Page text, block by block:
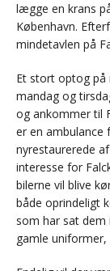
lægge en krans
København.
mindetavlen på
Et stort optog på
mandag og
og ankommer til
er en ambulance
nyrestaurerede
interesse for
bilerne vil blive
både oprindeligt
som har sat
gamle uniformer,